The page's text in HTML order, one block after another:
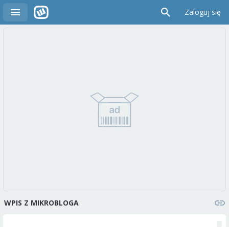
Zaloguj się
WPIS Z MIKROBLOGA